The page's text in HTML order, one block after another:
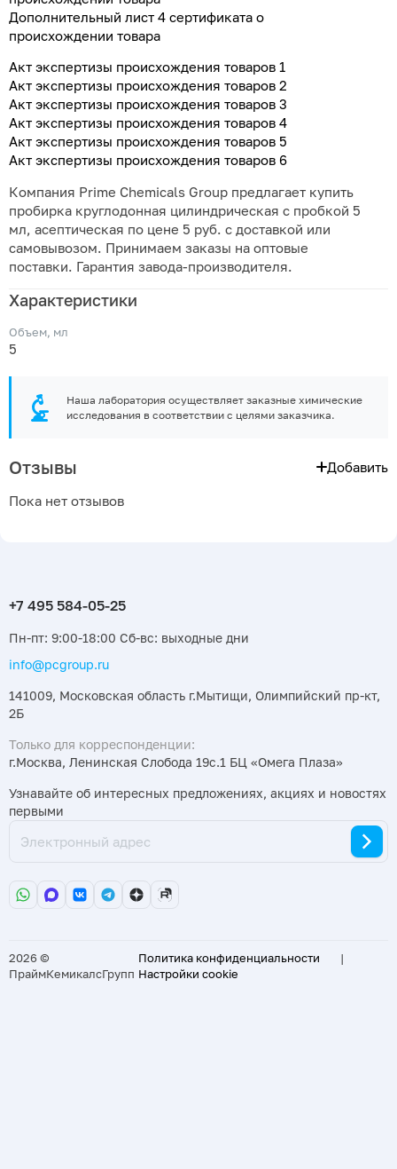
Дополнительный лист 4 сертификата о
происхождении товара
Акт экспертизы происхождения товаров 1
Акт экспертизы происхождения товаров 2
Акт экспертизы происхождения товаров 3
Акт экспертизы происхождения товаров 4
Акт экспертизы происхождения товаров 5
Акт экспертизы происхождения товаров 6
Компания Prime Chemicals Group предлагает купить
пробирка круглодонная цилиндрическая с пробкой 5
мл, асептическая по цене 5 руб. с доставкой или
самовывозом. Принимаем заказы на оптовые
поставки. Гарантия завода-производителя.
Характеристики
Объем, мл
5
Наша лаборатория осуществляет заказные химические
исследования в соответствии с целями заказчика.
Отзывы Добавить
Пока нет отзывов
Пн-пт: 9:00-18:00 Сб-вс: выходные дни
info@pcgroup.ru
141009, Московская область г.Мытищи, Олимпийский пр-кт,
2Б
Только для корреспонденции:
г.Москва, Ленинская Слобода 19с.1 БЦ «Омега Плаза»
Узнавайте об интересных предложениях, акциях и новостях
первыми
2026 ©
ПраймКемикалсГрупп
Политика конфиденциальности
|
Настройки cookie